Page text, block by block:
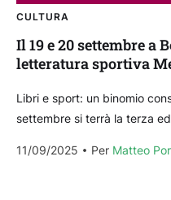
CULTURA
Il 19 e 20 settembre a
letteratura sportiva
Libri e sport: un binomio
settembre si terrà la terza
11/09/2025
Per Matteo